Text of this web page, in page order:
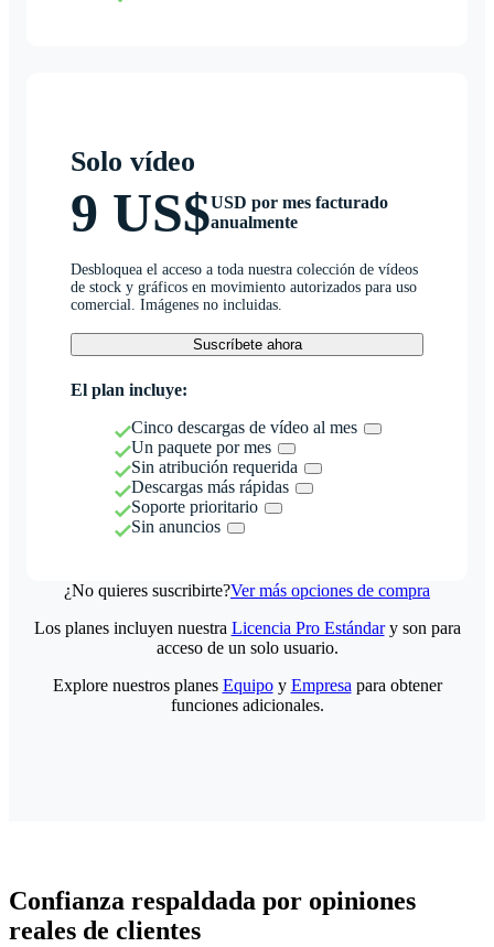
Solo vídeo
9 US$USD por mes facturado
anualmente
Desbloquea el acceso a toda nuestra colección de vídeos
de stock y gráficos en movimiento autorizados para uso
comercial. Imágenes no incluidas.
Suscríbete ahora
El plan incluye:
Cinco descargas de vídeo al mes
Un paquete por mes
Sin atribución requerida
Descargas más rápidas
Soporte prioritario
Sin anuncios
¿No quieres suscribirte?Ver más opciones de compra
Los planes incluyen nuestra Licencia Pro Estándary son para
acceso de un solo usuario.
Explore nuestros planes Equipoy Empresa para obtener
funciones adicionales.
Confianza respaldada por opiniones
reales de clientes